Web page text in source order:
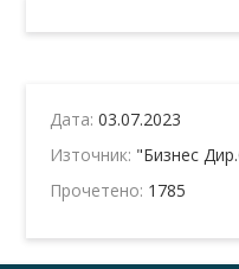
Дата: 03.07.2023
Източник: "Бизнес
Прочетено: 1785